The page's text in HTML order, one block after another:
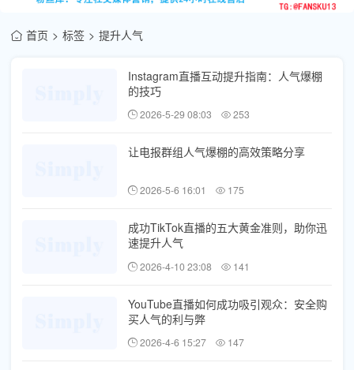
首页 标签 提升人气
Instagram直播互动提升指南：人气爆棚
的技巧
2026-5-29 08:03 253
让电报群组人气爆棚的高效策略分享
2026-5-6 16:01 175
成功TikTok直播的五大黄金准则，助你迅
速提升人气
2026-4-10 23:08 141
YouTube直播如何成功吸引观众：安全购
买人气的利与弊
2026-4-6 15:27 147